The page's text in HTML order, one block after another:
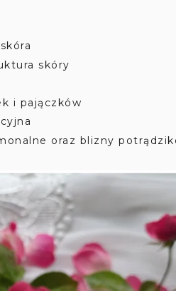
skóry
i pajączków
oraz blizny